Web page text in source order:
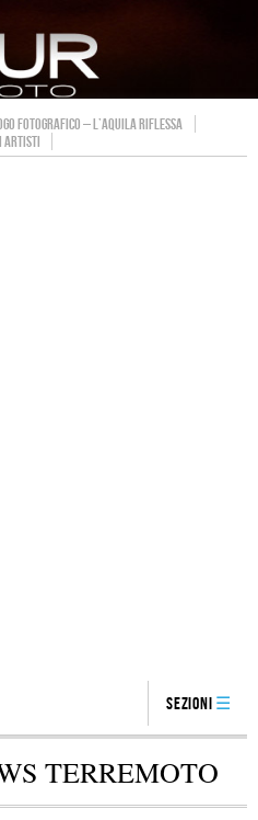
FOTOGRAFICO – L’AQUILA RIFLESSA
ARTISTI
Sezioni
TERREMOTO